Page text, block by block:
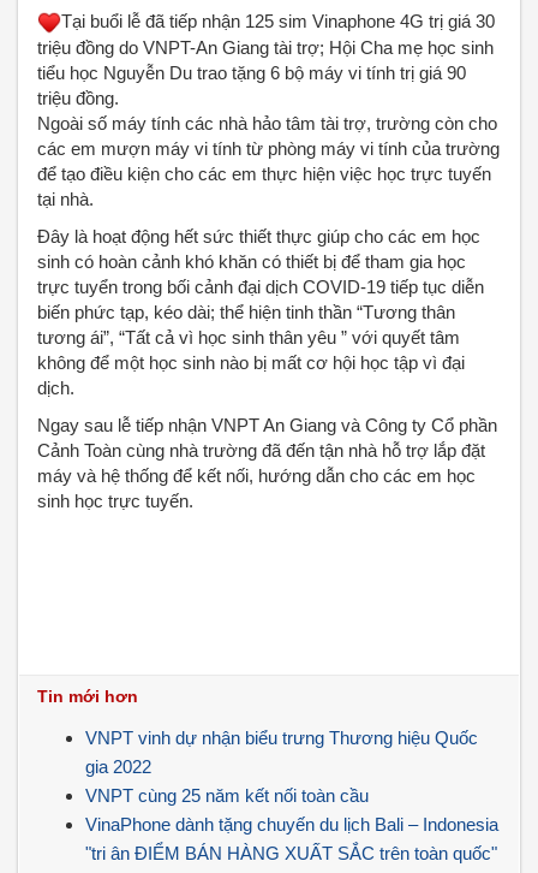
Tại buổi lễ đã tiếp nhận 125 sim Vinaphone 4G trị giá 30
triệu đồng do VNPT-An Giang tài trợ; Hội Cha mẹ học sinh
tiểu học Nguyễn Du trao tặng 6 bộ máy vi tính trị giá 90
triệu đồng.
Ngoài số máy tính các nhà hảo tâm tài trợ, trường còn cho
các em mượn máy vi tính từ phòng máy vi tính của trường
để tạo điều kiện cho các em thực hiện việc học trực tuyến
tại nhà.
Đây là hoạt động hết sức thiết thực giúp cho các em học
sinh có hoàn cảnh khó khăn có thiết bị để tham gia học
trực tuyển trong bối cảnh đại dịch COVID-19 tiếp tục diễn
biến phức tạp, kéo dài; thể hiện tinh thần “Tương thân
tương ái”, “Tất cả vì học sinh thân yêu ” với quyết tâm
không để một học sinh nào bị mất cơ hội học tập vì đại
dịch.
Ngay sau lễ tiếp nhận VNPT An Giang và Công ty Cổ phần
Cảnh Toàn cùng nhà trường đã đến tận nhà hỗ trợ lắp đặt
máy và hệ thống để kết nối, hướng dẫn cho các em học
sinh học trực tuyến.
Tin mới hơn
VNPT vinh dự nhận biểu trưng Thương hiệu Quốc
gia 2022
VNPT cùng 25 năm kết nối toàn cầu
VinaPhone dành tặng chuyến du lịch Bali – Indonesia
"tri ân ĐIỂM BÁN HÀNG XUẤT SẮC trên toàn quốc"